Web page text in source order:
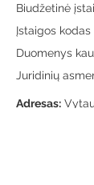
Biudžetinė
Įstaigos kodas
Duomenys
Juridinių
Adresas: